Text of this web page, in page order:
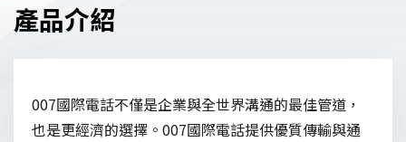
費率內容
產品介紹
007國際電話不僅是企業與全世界溝通的最佳管道，
也是更經濟的選擇。007國際電話提供優質傳輸與通